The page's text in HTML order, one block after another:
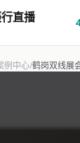
直播
例中心/鹤岗双线展